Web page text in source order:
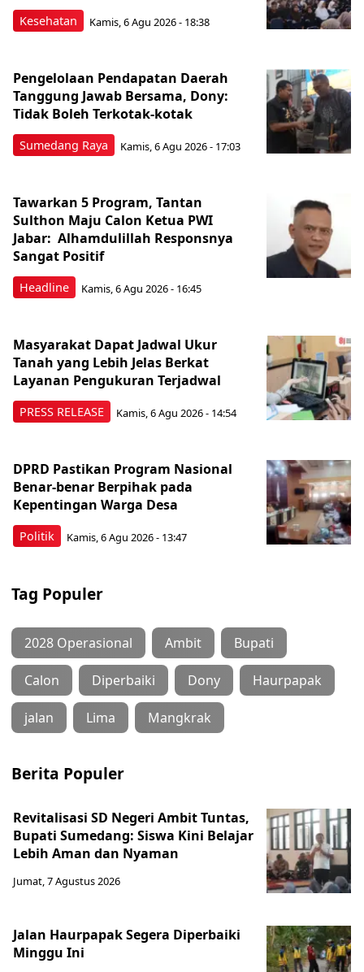
Kesehatan Kamis, 6 Agu 2026 - 18:38
Sumedang Raya
Pengelolaan Pendapatan Daerah
Tanggung Jawab Bersama, Dony:
Tidak Boleh Terkotak-kotak
Kamis, 6 Agu 2026 - 17:03
Headline
Tawarkan 5 Program, Tantan
Sulthon Maju Calon Ketua PWI
Jabar: Alhamdulillah Responsnya
Sangat Positif
Kamis, 6 Agu 2026 - 16:45
PRESS RELEASE
Masyarakat Dapat Jadwal Ukur
Tanah yang Lebih Jelas Berkat
Layanan Pengukuran Terjadwal
Kamis, 6 Agu 2026 - 14:54
Politik
DPRD Pastikan Program Nasional
Benar-benar Berpihak pada
Kepentingan Warga Desa
Kamis, 6 Agu 2026 - 13:47
Tag Populer
2028 Operasional Ambit Bupati
Calon Diperbaiki Dony Haurpapak
jalan Lima Mangkrak
Berita Populer
Revitalisasi SD Negeri Ambit Tuntas,
Bupati Sumedang: Siswa Kini Belajar
Lebih Aman dan Nyaman
Jumat, 7 Agustus 2026
Jalan Haurpapak Segera Diperbaiki
Minggu Ini